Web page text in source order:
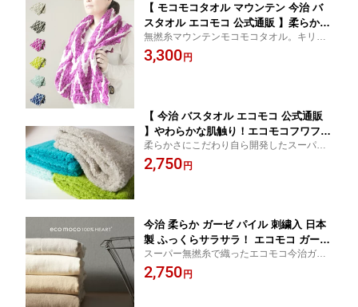
【 モコモコタオル マウンテン 今治 バ
スタオル エコモコ 公式通販 】柔らか吸
水エコモコアース マウンテンバスタオ
ル ecomoco mountain bathtowel
無撚糸マウンテンモコモコタオル。キリム
柄6色でトレンド感プラス！！ビーチやキャ
ンプにも最適?♪♪
3,300円
【 今治 バスタオル エコモコ 公式通販
】やわらかな肌触り！エコモコフワフワ
バスタオル ecomoco fuwafuwa bathto
wel 選べる14色 日本製
柔らかさにこだわり自ら開発したスーパー
無撚糸で織ったエコモコ今治パイルバスタ
オル。
2,750円
今治 柔らか ガーゼ パイル 刺繍入 日本
製 ふっくらサラサラ！ エコモコ ガーゼ
バスタオル ecomoco gauze bathtowel
選べる12色 約60×120cm
スーパー無撚糸で織ったエコモコ今治ガー
ゼバスタオル。
2,750円